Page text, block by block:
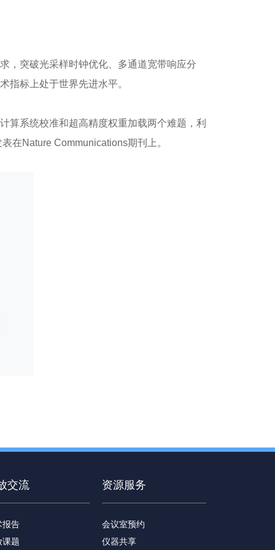
，突破光采样时钟优化、多通道宽带响应分
指标上处于世界先进水平。
算系统校准和超高精度权重加载两个难题，利
在Nature Communications期刊上。
交流
报告
课题
资源服务
会议室预约
仪器共享